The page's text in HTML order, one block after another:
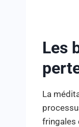
Les
La
fringales